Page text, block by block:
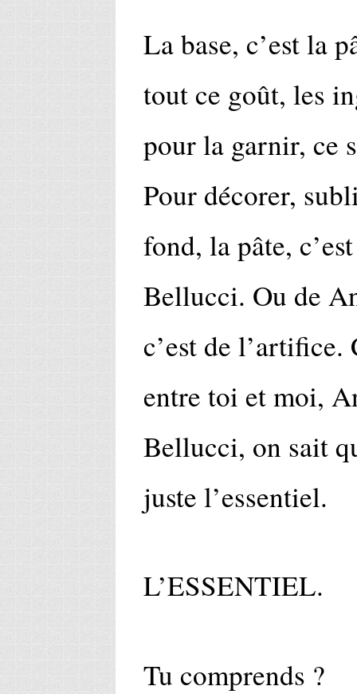
La base, c’est la
tout ce goût, les
pour la garnir, ce
Pour décorer,
fond, la pâte,
Bellucci. Ou de
c’est de
entre toi et moi,
Bellucci, on sait
juste l’essentiel.
L’ESSENTIEL.
Tu comprends ?